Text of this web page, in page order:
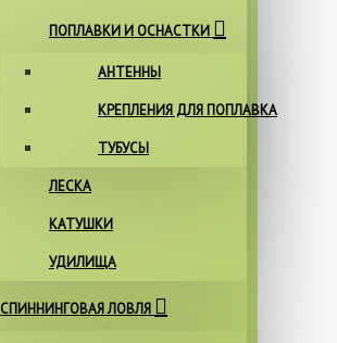
ПОПЛАВКИ И ОСНАСТКИ
АНТЕННЫ
КРЕПЛЕНИЯ ДЛЯ ПОПЛАВКА
ТУБУСЫ
ЛЕСКА
КАТУШКИ
УДИЛИЩА
СПИННИНГОВАЯ ЛОВЛЯ